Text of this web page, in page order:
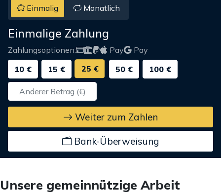
Einmalig Monatlich
Einmalige Zahlung
Zahlungsoptionen: Pay
Pay
10 €
15 € 25 € 50 € 100 €
Weiter zum Zahlen
Bank-Überweisung
Unsere gemeinnützige Arbeit